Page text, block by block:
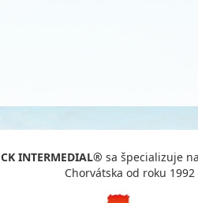
CK INTERMEDIAL® sa špecializuje
Chorvátska od roku 1992